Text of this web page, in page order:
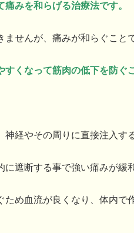
痛みを和らげる治療法です。
ませんが、痛みが和らぐこと
すくなって筋肉の低下を防ぐ
神経やその周りに直接注入す
に遮断する事で強い痛みが緩
ため血流が良くなり、体内で